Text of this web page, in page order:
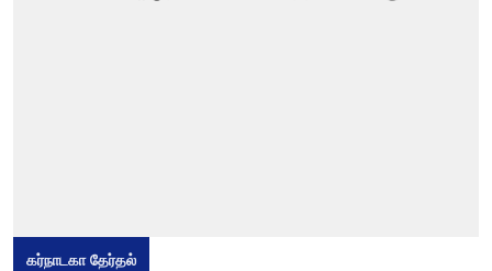
கர்நாடகா தேர்தல்